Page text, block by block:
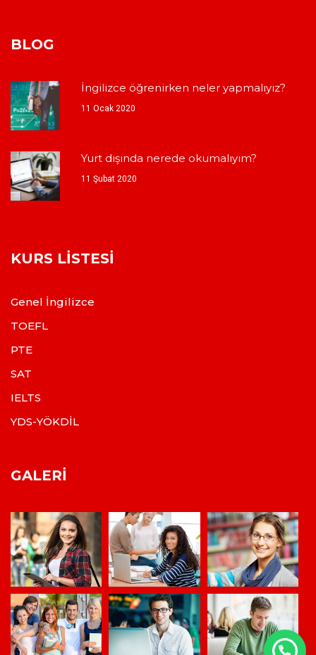
BLOG
İngilizce öğrenirken neler yapmalıyız?
11 Ocak 2020
Yurt dışında nerede okumalıyım?
11 Şubat 2020
KURS LISTESI
Genel İngilizce
TOEFL
PTE
SAT
IELTS
YDS-YÖKDİL
GALERI